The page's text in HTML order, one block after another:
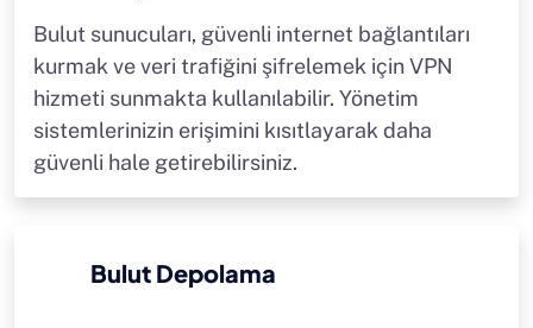
Bulut sunucuları, güvenli internet bağlantıları
kurmak ve veri trafiğini şifrelemek için VPN
hizmeti sunmakta kullanılabilir. Yönetim
sistemlerinizin erişimini kısıtlayarak daha
güvenli hale getirebilirsiniz.
Bulut Depolama